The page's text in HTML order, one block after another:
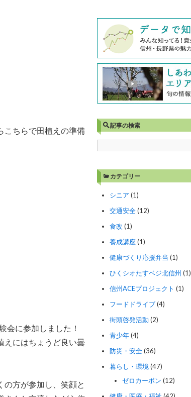
こちらで田植えの準備
会に参加しました！
えにはちょうど良い曇
方が参加し、笑顔と
記事の検索
カテゴリー
シニア (1)
交通安全(12)
食改 (1)
養成講座(1)
健康づくり応援弁当 (1)
ひくシオたすベジ北信州 (1)
信州ACEプロジェクト (1)
フードドライブ(4)
街頭啓発活動(2)
青少年(4)
防災・安全(36)
暮らし・環境(47)
ゼロカーボン (12)